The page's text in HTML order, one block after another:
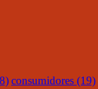
consumidores (19)